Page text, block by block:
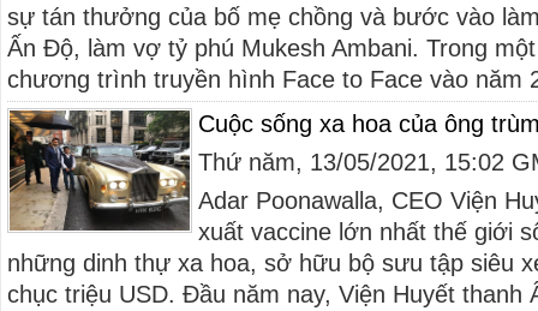
sự tán thưởng của bố mẹ chồng và bước vào
Ấn Độ, làm vợ tỷ phú Mukesh Ambani. Trong
chương trình truyền hình Face to Face vào năm
Cuộc sống xa hoa của ông
Thứ năm, 13/05/2021, 15:02
Adar Poonawalla, CEO Viện
xuất vaccine lớn nhất thế giới
những dinh thự xa hoa, sở hữu bộ sưu tập siêu
chục triệu USD. Đầu năm nay, Viện Huyết thanh